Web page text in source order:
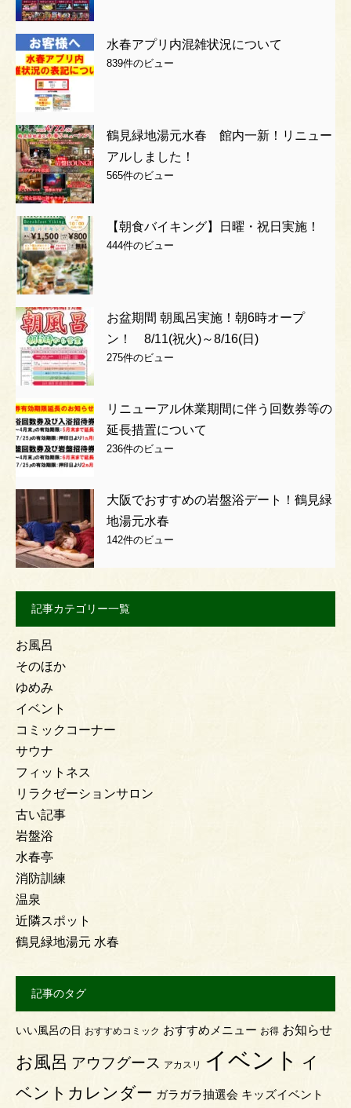
水春アプリ内混雑状況について
839件のビュー
鶴見緑地湯元水春 館内一新！リニュー
アルしました！
565件のビュー
【朝食バイキング】日曜・祝日実施！
444件のビュー
お盆期間 朝風呂実施！朝6時オープ
ン！ 8/11(祝火)～8/16(日)
275件のビュー
リニューアル休業期間に伴う回数券等の
延長措置について
236件のビュー
大阪でおすすめの岩盤浴デート！鶴見緑
地湯元水春
142件のビュー
記事カテゴリー一覧
お風呂
そのほか
ゆめみ
イベント
コミックコーナー
サウナ
フィットネス
リラクゼーションサロン
古い記事
岩盤浴
水春亭
消防訓練
温泉
近隣スポット
鶴見緑地湯元 水春
記事のタグ
いい風呂の日 おすすめコミック おすすめメニュー お得 お知らせ
お風呂 アウフグース アカスリ イベント
イ
ベントカレンダー ガラガラ抽選会 キッズイベント